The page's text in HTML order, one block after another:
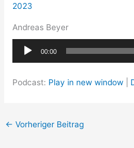
2023
Andreas Beyer
Audio-
00:00
Podcast: Play in new window
← Vorheriger Beitrag